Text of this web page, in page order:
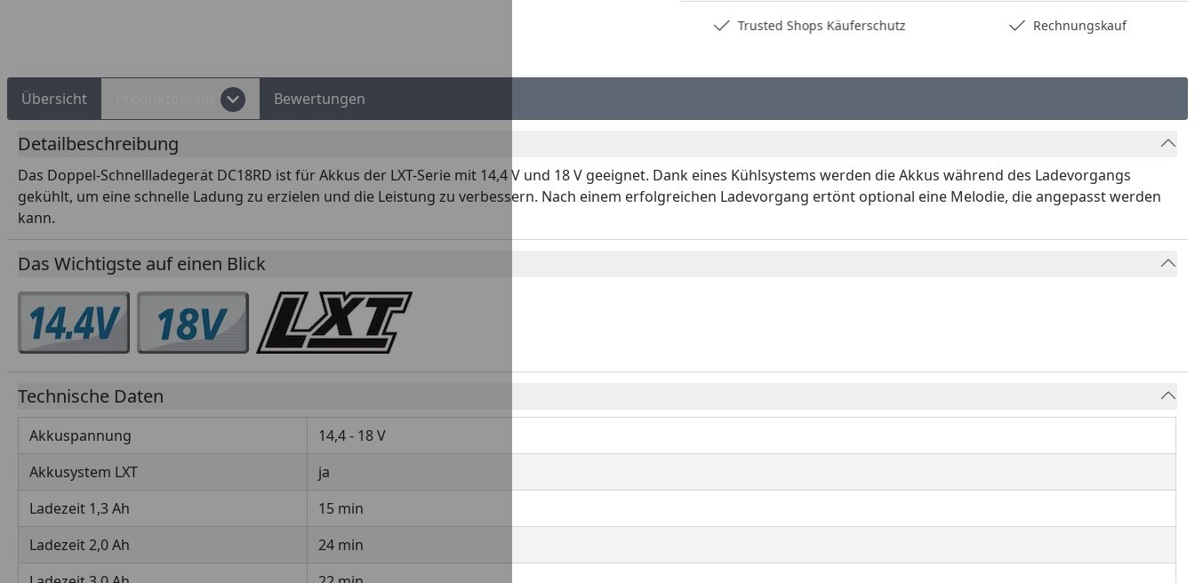
Trusted Shops Käuferschutz Rechnungskauf
Übersicht Bewertungen
Detailbeschreibung
Das Doppel-Schnellladegerät DC18RD ist für Akkus der LXT-Serie mit 14,4 V und 18 V geeignet. Dank eines Kühlsystems werden die Akkus während des Ladevorgangs
gekühlt, um eine schnelle Ladung zu erzielen und die Leistung zu verbessern. Nach einem erfolgreichen Ladevorgang ertönt optional eine Melodie, die angepasst werden
kann.
Das Wichtigste auf einen Blick
Technische Daten
Akkuspannung
14,4 - 18 V
Akkusystem LXT
ja
Ladezeit 1,3 Ah
15 min
Ladezeit 2,0 Ah
24 min